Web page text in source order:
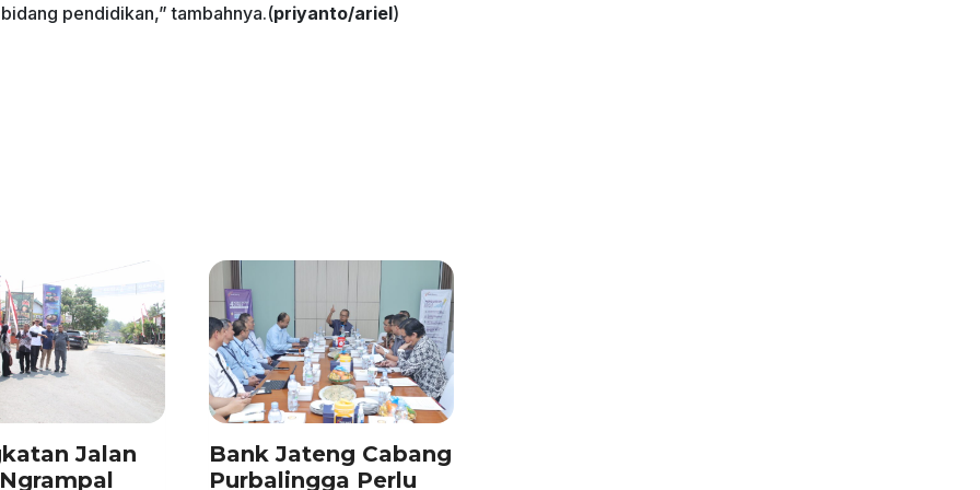
pendidikan,” tambahnya.(priyanto/ariel)
Jalan
Bank Jateng Cabang
Purbalingga Perlu